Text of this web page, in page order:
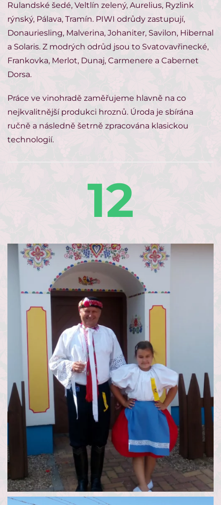
Rulandské šedé, Veltlín zelený, Aurelius, Ryzlink
rýnský, Pálava, Tramín. PIWI odrůdy zastupují,
Donauriesling, Malverina, Johaniter, Savilon, Hibernal
a Solaris. Z modrých odrůd jsou to Svatovavřinecké,
Frankovka, Merlot, Dunaj, Carmenere a Cabernet
Dorsa.
Práce ve vinohradě zaměřujeme hlavně na co
nejkvalitnější produkci hroznů. Úroda je sbírána
ručně a následně šetrně zpracována klasickou
technologií.
12